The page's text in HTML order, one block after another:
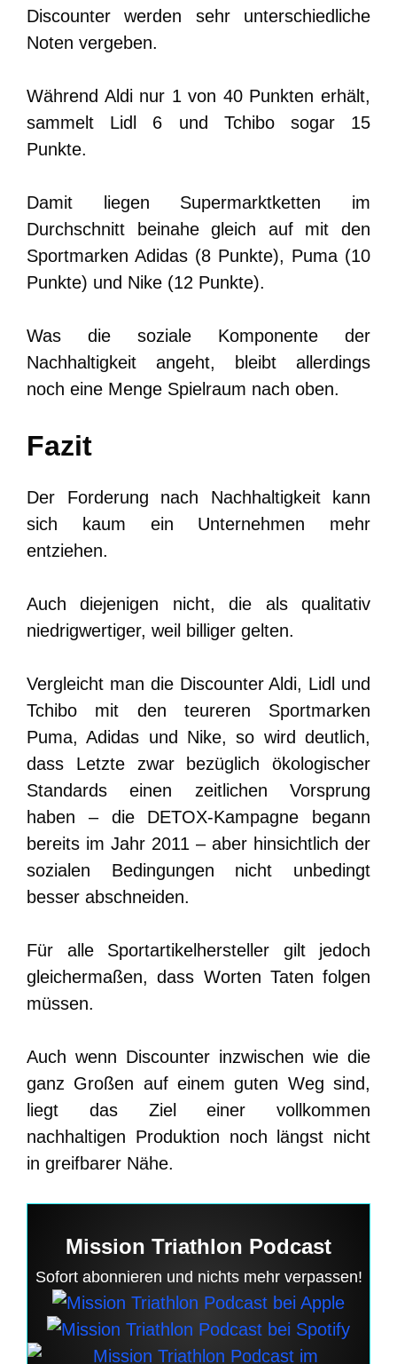
Discounter werden sehr unterschiedliche
Noten vergeben.
Während Aldi nur 1 von 40 Punkten erhält,
sammelt Lidl 6 und Tchibo sogar 15
Punkte.
Damit liegen Supermarktketten im
Durchschnitt beinahe gleich auf mit den
Sportmarken Adidas (8 Punkte), Puma (10
Punkte) und Nike (12 Punkte).
Was die soziale Komponente der
Nachhaltigkeit angeht, bleibt allerdings
noch eine Menge Spielraum nach oben.
Fazit
Der Forderung nach Nachhaltigkeit kann
sich kaum ein Unternehmen mehr
entziehen.
Auch diejenigen nicht, die als qualitativ
niedrigwertiger, weil billiger gelten.
Vergleicht man die Discounter Aldi, Lidl und
Tchibo mit den teureren Sportmarken
Puma, Adidas und Nike, so wird deutlich,
dass Letzte zwar bezüglich ökologischer
Standards einen zeitlichen Vorsprung
haben – die DETOX-Kampagne begann
bereits im Jahr 2011 – aber hinsichtlich der
sozialen Bedingungen nicht unbedingt
besser abschneiden.
Für alle Sportartikelhersteller gilt jedoch
gleichermaßen, dass Worten Taten folgen
müssen.
Auch wenn Discounter inzwischen wie die
ganz Großen auf einem guten Weg sind,
liegt das Ziel einer vollkommen
nachhaltigen Produktion noch längst nicht
in greifbarer Nähe.
Mission Triathlon Podcast
Sofort abonnieren und nichts mehr verpassen!